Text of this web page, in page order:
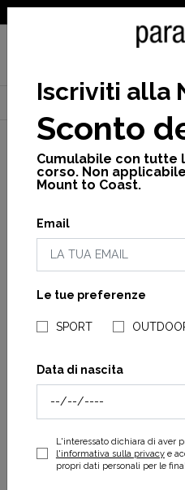
NEGOZI
Home Donna
Iscriviti alla
Sconto
Cumulabile con tutte
corso. Non
Mount to Coast.
Email
Le tue preferenze
SPORT
Data di nascita
L'interessato dichiara di aver
l'informativa sulla privacye
propri dati personali per le